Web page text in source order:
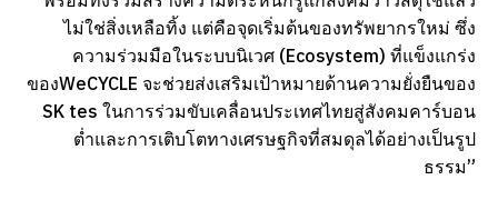
ไม่ใช่สิ่งเหลือทิ้ง แต่คือจุดเริ่มต้นของทรัพยากรใหม่ ซึ่ง
ความร่วมมือในระบบนิเวศ (Ecosystem) ที่แข็งแกร่ง
ของWeCYCLE จะช่วยส่งเสริมเป้าหมายด้านความยั่งยืนของ
SK tes ในการร่วมขับเคลื่อนประเทศไทยสู่สังคมคาร์บอน
ต่ำและการเติบโตทางเศรษฐกิจที่สมดุลได้อย่างเป็นรูป
ธรรม”